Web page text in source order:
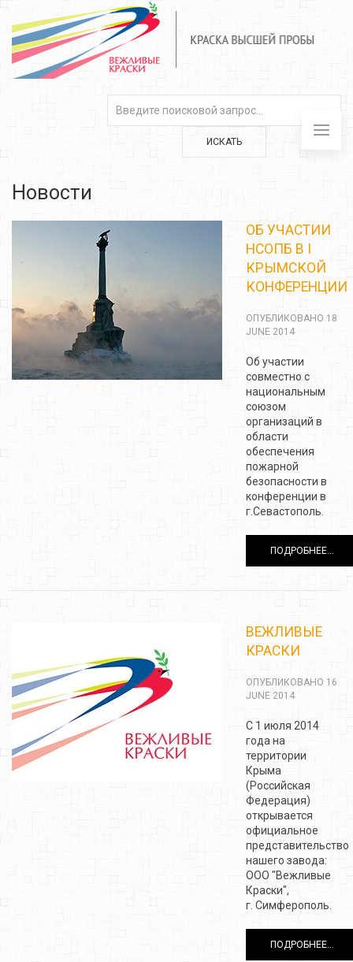
ИСКАТЬ
Новости
ОБ УЧАСТИИ
НСОПБ В I
КРЫМСКОЙ
КОНФЕРЕНЦИИ
ОПУБЛИКОВАНО 18
JUNE 2014
Об участии
совместно с
национальным
союзом
организаций в
области
обеспечения
пожарной
безопасности в
конференции в
г.Севастополь.
ПОДРОБНЕЕ...
ВЕЖЛИВЫЕ
КРАСКИ
ОПУБЛИКОВАНО 16
JUNE 2014
С 1 июля 2014
года на
территории
Крыма
(Российская
Федерация)
открывается
официальное
представительство
нашего завода:
ООО "Вежливые
Краски",
г. Симферополь.
ПОДРОБНЕЕ...